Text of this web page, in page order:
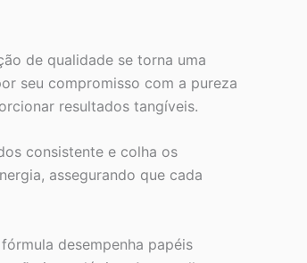
de qualidade se torna uma
seu compromisso com a pureza
resultados tangíveis.
consistente e colha os
assegurando que cada
desempenha papéis